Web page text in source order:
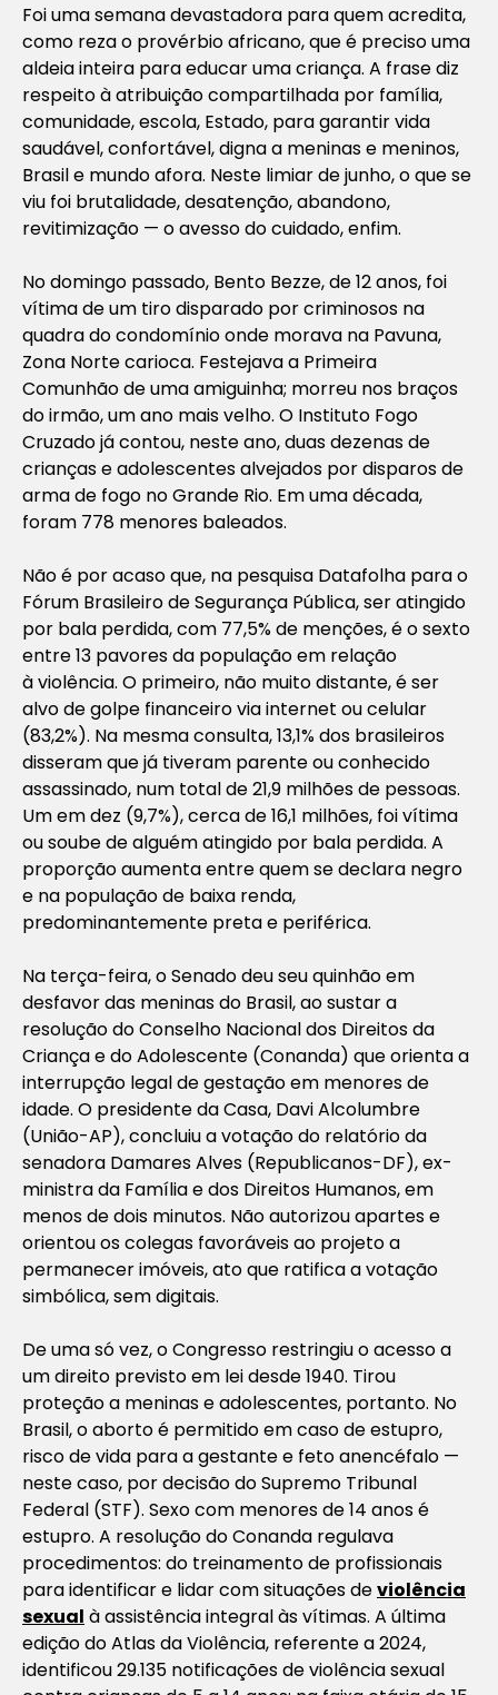
Foi uma semana devastadora para quem acredita,
como reza o provérbio africano, que é preciso uma
aldeia inteira para educar uma criança. A frase diz
respeito à atribuição compartilhada por família,
comunidade, escola, Estado, para garantir vida
saudável, confortável, digna a meninas e meninos,
Brasil e mundo afora. Neste limiar de junho, o que se
viu foi brutalidade, desatenção, abandono,
revitimização — o avesso do cuidado, enfim.
No domingo passado, Bento Bezze, de 12 anos, foi
vítima de um tiro disparado por criminosos na
quadra do condomínio onde morava na Pavuna,
Zona Norte carioca. Festejava a Primeira
Comunhão de uma amiguinha; morreu nos braços
do irmão, um ano mais velho. O Instituto Fogo
Cruzado já contou, neste ano, duas dezenas de
crianças e adolescentes alvejados por disparos de
arma de fogo no Grande Rio. Em uma década,
foram 778 menores baleados.
Não é por acaso que, na pesquisa Datafolha para o
Fórum Brasileiro de Segurança Pública, ser atingido
por bala perdida, com 77,5% de menções, é o sexto
entre 13 pavores da população em relação
à violência. O primeiro, não muito distante, é ser
alvo de golpe financeiro via internet ou celular
(83,2%). Na mesma consulta, 13,1% dos brasileiros
disseram que já tiveram parente ou conhecido
assassinado, num total de 21,9 milhões de pessoas.
Um em dez (9,7%), cerca de 16,1 milhões, foi vítima
ou soube de alguém atingido por bala perdida. A
proporção aumenta entre quem se declara negro
e na população de baixa renda,
predominantemente preta e periférica.
Na terça-feira, o Senado deu seu quinhão em
desfavor das meninas do Brasil, ao sustar a
resolução do Conselho Nacional dos Direitos da
Criança e do Adolescente (Conanda) que orienta a
interrupção legal de gestação em menores de
idade. O presidente da Casa, Davi Alcolumbre
(União-AP), concluiu a votação do relatório da
senadora Damares Alves (Republicanos-DF), ex-
ministra da Família e dos Direitos Humanos, em
menos de dois minutos. Não autorizou apartes e
orientou os colegas favoráveis ao projeto a
permanecer imóveis, ato que ratifica a votação
simbólica, sem digitais.
De uma só vez, o Congresso restringiu o acesso a
um direito previsto em lei desde 1940. Tirou
proteção a meninas e adolescentes, portanto. No
Brasil, o aborto é permitido em caso de estupro,
risco de vida para a gestante e feto anencéfalo —
neste caso, por decisão do Supremo Tribunal
Federal (STF). Sexo com menores de 14 anos é
estupro. A resolução do Conanda regulava
procedimentos: do treinamento de profissionais
para identificar e lidar com situações deviolência
sexual à assistência integral às vítimas. A última
edição do Atlas da Violência, referente a 2024,
identificou 29.135 notificações de violência sexual